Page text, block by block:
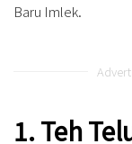
Baru Imlek.
1. Teh